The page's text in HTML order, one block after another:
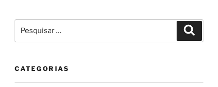
por:
CATEGORIAS